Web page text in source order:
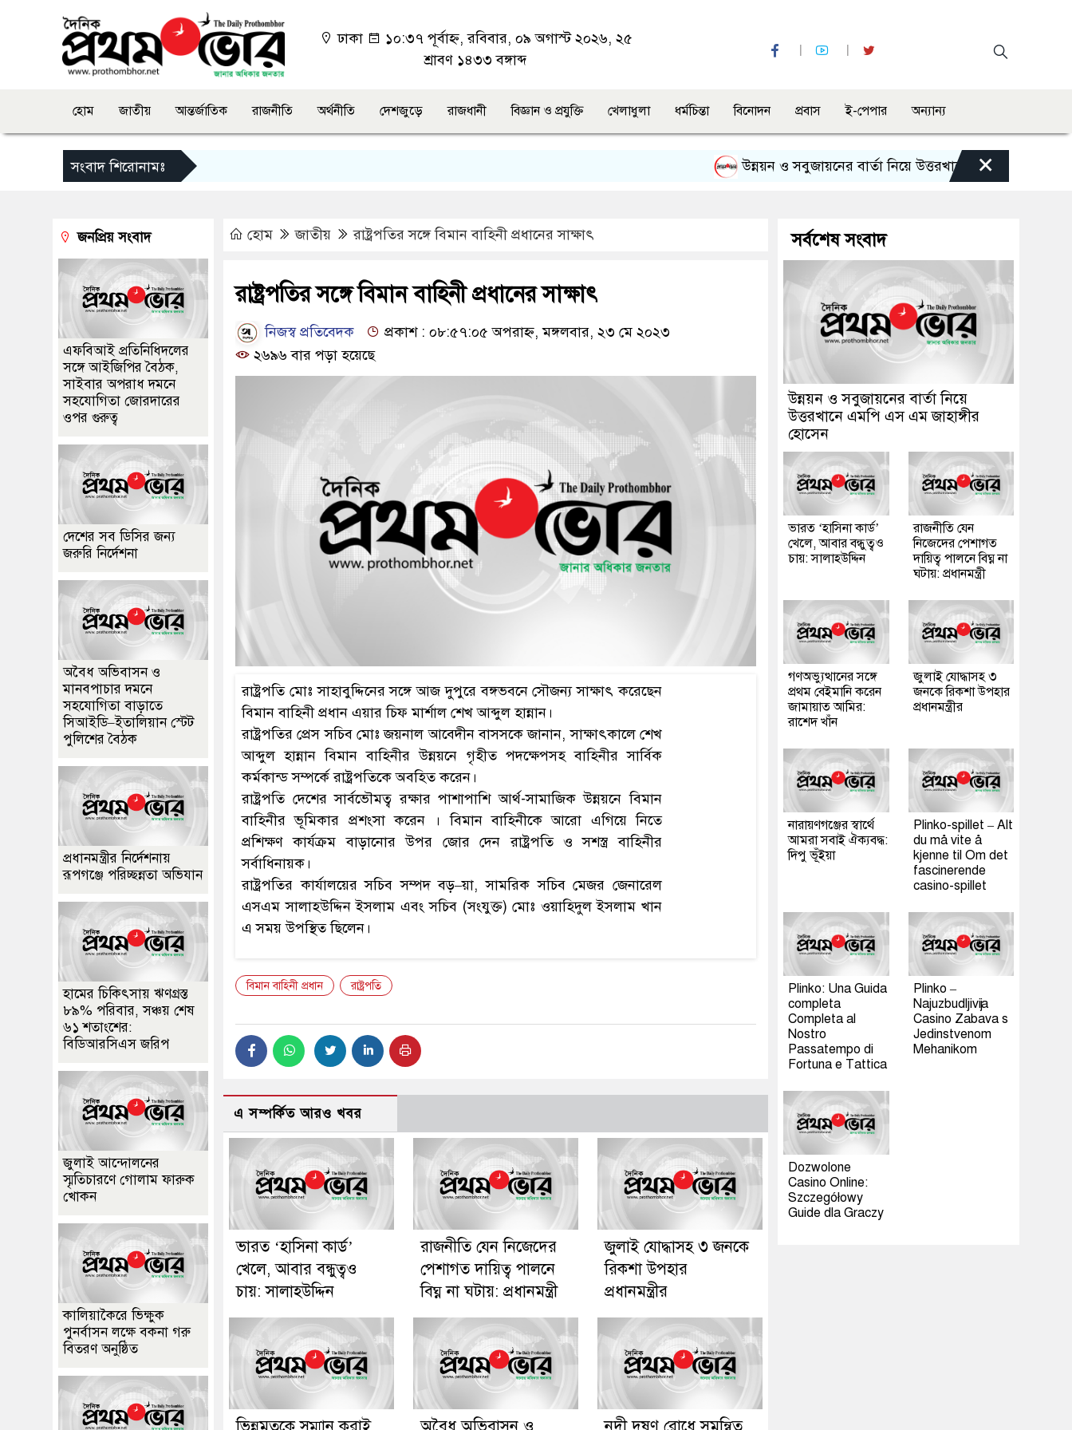
ঢাকা
১০:৩৭ পূর্বাহ্ন, রবিবার, ০৯ অগাস্ট ২০২৬, ২৫
শ্রাবণ ১৪৩৩ বঙ্গাব্দ
হোম জাতীয় আন্তর্জাতিক রাজনীতি অর্থনীতি দেশজুড়ে রাজধানী বিজ্ঞান ও প্রযুক্তি খেলাধুলা ধর্মচিন্তা বিনোদন প্রবাস ই-পেপার অন্যান্য
সংবাদ শিরোনামঃ উন্নয়ন ও সবুজায়নের বার্তা নিয়ে উত্তরখানে এমপি এস এম
×
হোম জাতীয় রাষ্ট্রপতির সঙ্গে বিমান বাহিনী প্রধানের সাক্ষাৎ
রাষ্ট্রপতির সঙ্গে বিমান বাহিনী প্রধানের সাক্ষাৎ
নিজস্ব প্রতিবেদক
প্রকাশ : ০৮:৫৭:০৫ অপরাহ্ন, মঙ্গলবার, ২৩ মে ২০২৩
২৬৯৬ বার পড়া হয়েছে
রাষ্ট্রপতি মোঃ সাহাবুদ্দিনের সঙ্গে আজ দুপুরে বঙ্গভবনে সৌজন্য সাক্ষাৎ করেছেন
বিমান বাহিনী প্রধান এয়ার চিফ মার্শাল শেখ আব্দুল হান্নান।
রাষ্ট্রপতির প্রেস সচিব মোঃ জয়নাল আবেদীন বাসসকে জানান, সাক্ষাৎকালে শেখ
আব্দুল হান্নান বিমান বাহিনীর উন্নয়নে গৃহীত পদক্ষেপসহ বাহিনীর সার্বিক
কর্মকান্ড সম্পর্কে রাষ্ট্রপতিকে অবহিত করেন।
রাষ্ট্রপতি দেশের সার্বভৌমত্ব রক্ষার পাশাপাশি আর্থ-সামাজিক উন্নয়নে বিমান
বাহিনীর ভূমিকার প্রশংসা করেন । বিমান বাহিনীকে আরো এগিয়ে নিতে
প্রশিক্ষণ কার্যক্রম বাড়ানোর উপর জোর দেন রাষ্ট্রপতি ও সশস্ত্র বাহিনীর
সর্বাধিনায়ক।
রাষ্ট্রপতির কার্যালয়ের সচিব সম্পদ বড়–য়া, সামরিক সচিব মেজর জেনারেল
এসএম সালাহউদ্দিন ইসলাম এবং সচিব (সংযুক্ত) মোঃ ওয়াহিদুল ইসলাম খান
এ সময় উপস্থিত ছিলেন।
বিমান বাহিনী প্রধান রাষ্ট্রপতি
এ সম্পর্কিত আরও খবর
ভারত ‘হাসিনা কার্ড’
খেলে, আবার বন্ধুত্বও
চায়: সালাহউদ্দিন
রাজনীতি যেন নিজেদের
পেশাগত দায়িত্ব পালনে
বিঘ্ন না ঘটায়: প্রধানমন্ত্রী
জুলাই যোদ্ধাসহ ৩ জনকে
রিকশা উপহার
প্রধানমন্ত্রীর
জনপ্রিয় সংবাদ
এফবিআই প্রতিনিধিদলের
সঙ্গে আইজিপির বৈঠক,
সাইবার অপরাধ দমনে
সহযোগিতা জোরদারের
ওপর গুরুত্ব
দেশের সব ডিসির জন্য
জরুরি নির্দেশনা
অবৈধ অভিবাসন ও
মানবপাচার দমনে
সহযোগিতা বাড়াতে
সিআইডি–ইতালিয়ান স্টেট
পুলিশের বৈঠক
প্রধানমন্ত্রীর নির্দেশনায়
রূপগঞ্জে পরিচ্ছন্নতা অভিযান
হামের চিকিৎসায় ঋণগ্রস্ত
৮৯% পরিবার, সঞ্চয় শেষ
৬১ শতাংশের:
বিডিআরসিএস জরিপ
জুলাই আন্দোলনের
স্মৃতিচারণে গোলাম ফারুক
খোকন
কালিয়াকৈরে ভিক্ষুক
পুনর্বাসন লক্ষে বকনা গরু
বিতরণ অনুষ্ঠিত
সর্বশেষ সংবাদ
উন্নয়ন ও সবুজায়নের বার্তা নিয়ে
উত্তরখানে এমপি এস এম জাহাঙ্গীর
হোসেন
ভারত ‘হাসিনা কার্ড’
খেলে, আবার বন্ধুত্বও
চায়: সালাহউদ্দিন
রাজনীতি যেন
নিজেদের পেশাগত
দায়িত্ব পালনে বিঘ্ন না
ঘটায়: প্রধানমন্ত্রী
গণঅভ্যুত্থানের সঙ্গে
প্রথম বেইমানি করেন
জামায়াত আমির:
রাশেদ খাঁন
জুলাই যোদ্ধাসহ ৩
জনকে রিকশা উপহার
প্রধানমন্ত্রীর
নারায়ণগঞ্জের স্বার্থে
আমরা সবাই ঐক্যবদ্ধ:
দিপু ভূঁইয়া
Plinko-spillet – Alt
du må vite å
kjenne til Om det
fascinerende
casino-spillet
Plinko: Una Guida
completa
Completa al
Nostro
Passatempo di
Fortuna e Tattica
Plinko –
Najuzbudljivija
Casino Zabava s
Jedinstvenom
Mehanikom
Dozwolone
Casino Online:
Szczegółowy
Guide dla Graczy